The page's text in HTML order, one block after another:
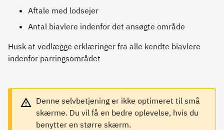
Aftale med lodsejer
Antal biavlere indenfor det ansøgte område
Husk at vedlægge erklæringer fra alle kendte biavlere
indenfor parringsområdet
Denne selvbetjening er ikke optimeret til små
skærme. Du vil få en bedre oplevelse, hvis du
benytter en større skærm.